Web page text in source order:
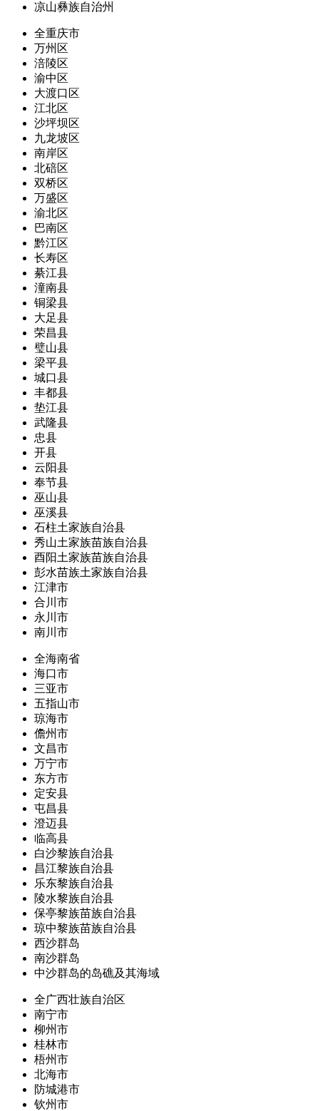
凉山彝族自治州
全重庆市
万州区
涪陵区
渝中区
大渡口区
江北区
沙坪坝区
九龙坡区
南岸区
北碚区
双桥区
万盛区
渝北区
巴南区
黔江区
长寿区
綦江县
潼南县
铜梁县
大足县
荣昌县
璧山县
梁平县
城口县
丰都县
垫江县
武隆县
忠县
开县
云阳县
奉节县
巫山县
巫溪县
石柱土家族自治县
秀山土家族苗族自治县
酉阳土家族苗族自治县
彭水苗族土家族自治县
江津市
合川市
永川市
南川市
全海南省
海口市
三亚市
五指山市
琼海市
儋州市
文昌市
万宁市
东方市
定安县
屯昌县
澄迈县
临高县
白沙黎族自治县
昌江黎族自治县
乐东黎族自治县
陵水黎族自治县
保亭黎族苗族自治县
琼中黎族苗族自治县
西沙群岛
南沙群岛
中沙群岛的岛礁及其海域
全广西壮族自治区
南宁市
柳州市
桂林市
梧州市
北海市
防城港市
钦州市